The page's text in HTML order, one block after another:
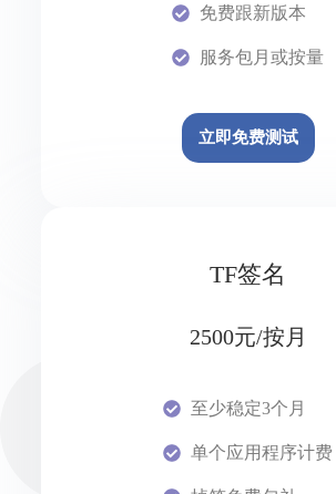
免费跟新版本
服务包月或按量
立即免费测试
TF签名
2500元/按月
至少稳定3个月
单个应用程序计费